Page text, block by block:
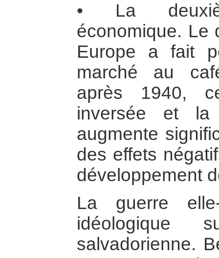
• La
économique. Le
Europe a fait
marché au
après 1940,
inversée et
augmente
des effets
développement
La guerre
idéologique
salvadorienne.